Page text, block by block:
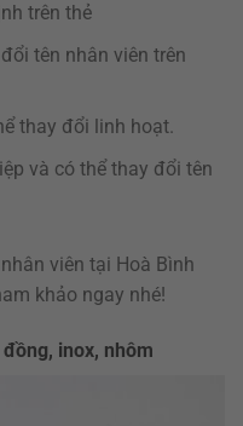
trên thẻ
tên nhân viên trên
thay đổi linh hoạt.
và có thể thay đổi tên
viên tại Hoà Bình
khảo ngay nhé!
inox, nhôm